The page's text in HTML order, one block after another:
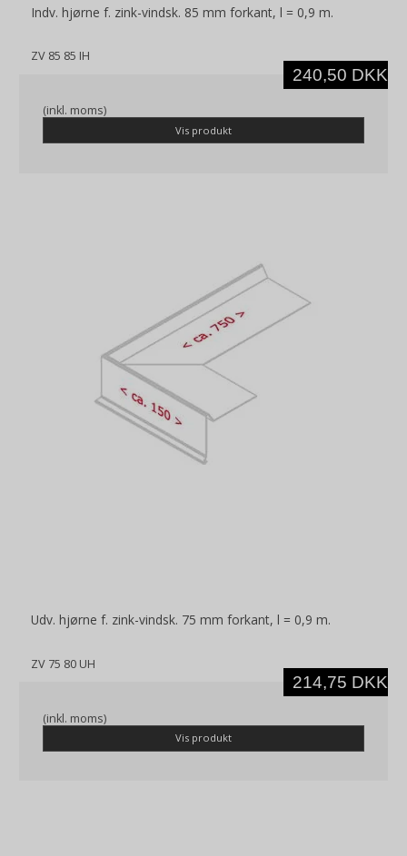
Indv. hjørne f. zink-vindsk. 85 mm forkant, l = 0,9 m.
ZV 85 85 IH
240,50 DKK
(inkl. moms)
Vis produkt
Udv. hjørne f. zink-vindsk. 75 mm forkant, l = 0,9 m.
ZV 75 80 UH
214,75 DKK
(inkl. moms)
Vis produkt